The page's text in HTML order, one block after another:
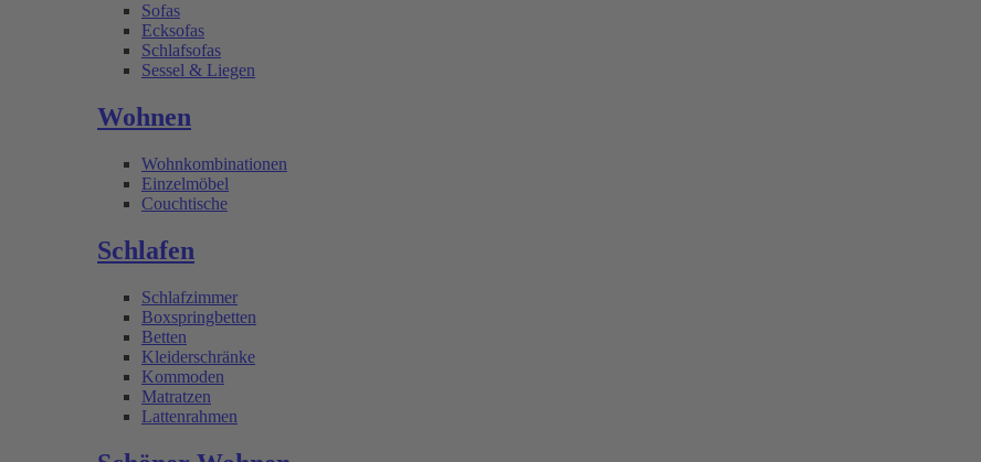
Sofas
Ecksofas
Schlafsofas
Sessel & Liegen
Wohnen
Wohnkombinationen
Einzelmöbel
Couchtische
Schlafen
Schlafzimmer
Boxspringbetten
Betten
Kleiderschränke
Kommoden
Matratzen
Lattenrahmen